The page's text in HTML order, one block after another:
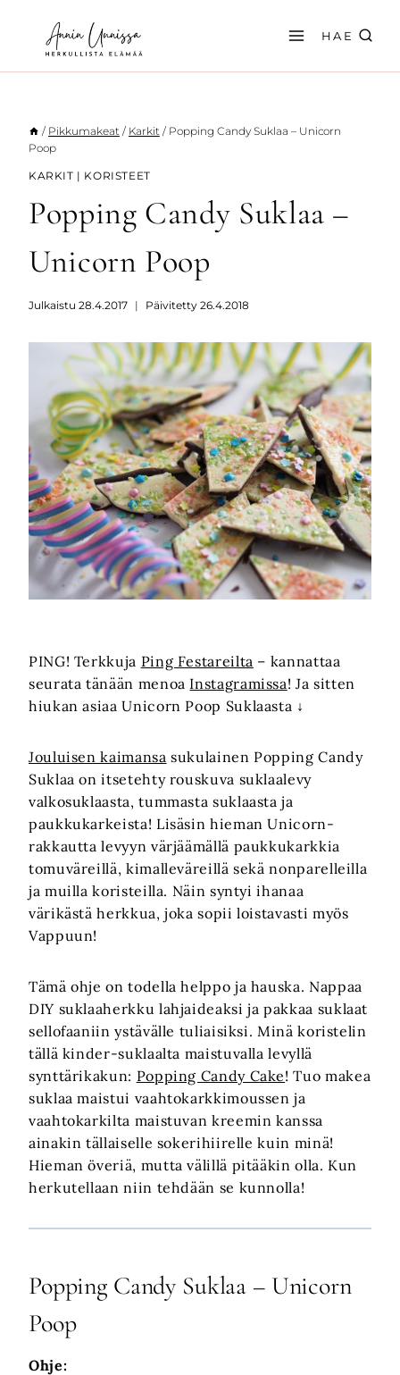
sisältöön
HAE
/ Pikkumakeat / Karkit / Popping Candy Suklaa – Unicorn
Poop
KARKIT | KORISTEET
Popping Candy Suklaa –
Unicorn Poop
Julkaistu 28.4.2017 Päivitetty 26.4.2018
PING! Terkkuja Ping Festareilta – kannattaa
seurata tänään menoa Instagramissa! Ja sitten
hiukan asiaa Unicorn Poop Suklaasta ↓
Jouluisen kaimansa sukulainen Popping Candy
Suklaa on itsetehty rouskuva suklaalevy
valkosuklaasta, tummasta suklaasta ja
paukkukarkeista! Lisäsin hieman Unicorn-
rakkautta levyyn värjäämällä paukkukarkkia
tomuväreillä, kimalleväreillä sekä nonparelleilla
ja muilla koristeilla. Näin syntyi ihanaa
värikästä herkkua, joka sopii loistavasti myös
Vappuun!
Tämä ohje on todella helppo ja hauska. Nappaa
DIY suklaaherkku lahjaideaksi ja pakkaa suklaat
sellofaaniin ystävälle tuliaisiksi. Minä koristelin
tällä kinder-suklaalta maistuvalla levyllä
synttärikakun: Popping Candy Cake! Tuo makea
suklaa maistui vaahtokarkkimoussen ja
vaahtokarkilta maistuvan kreemin kanssa
ainakin tällaiselle sokerihiirelle kuin minä!
Hieman överiä, mutta välillä pitääkin olla. Kun
herkutellaan niin tehdään se kunnolla!
Popping Candy Suklaa – Unicorn
Poop
Ohje: